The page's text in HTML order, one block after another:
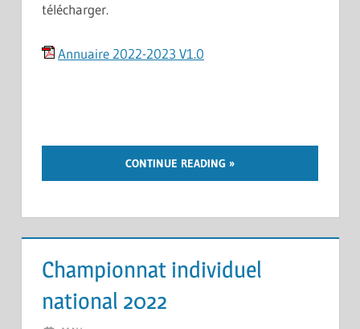
télécharger.
Annuaire 2022-2023 V1.0
CONTINUE READING
Championnat individuel
national 2022